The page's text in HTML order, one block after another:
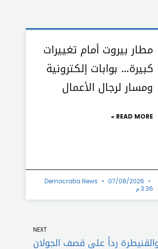
مطار بيروت أمام تغييرات
كبيرة… بوابات إلكترونية
ومسار لرجال الأعمال
READ MORE »
Democratia News
07/08/2026
3:36 م
NEXT
رداً على قصف الجولان